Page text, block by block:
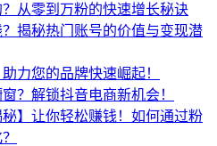
从零到万粉的快速增长秘诀
揭秘热门账号的价值与变现潜
力您的品牌快速崛起！
？解锁抖音电商新机会！
秘】让你轻松赚钱！如何通过粉